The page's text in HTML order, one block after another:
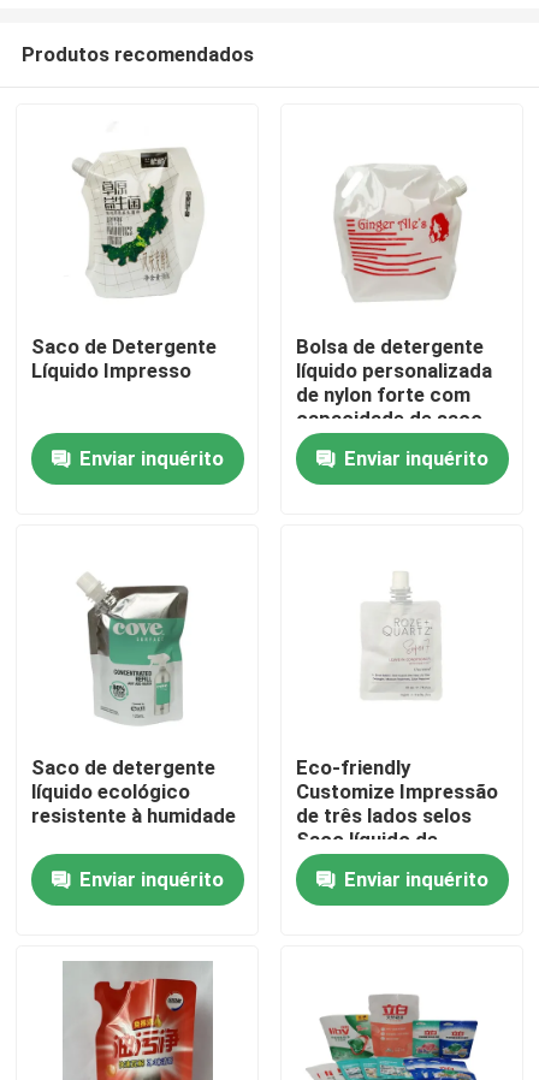
Casa
Produtos
Excursão da fábrica
Controle da qualidade
Contacte-nos
Malotes do empacotamento de alimento
Bolsa de embalagem de bico
Produtos recomendados
Saco de Detergente
Líquido Impresso
Enviar inquérito
Bolsa de detergente
líquido personalizada
de nylon forte com
capacidade de saco
de 5L
Enviar inquérito
Saco de detergente
líquido ecológico
resistente à humidade
Enviar inquérito
Eco-friendly
Customize Impressão
de três lados selos
Saco líquido de
detergente
Enviar inquérito